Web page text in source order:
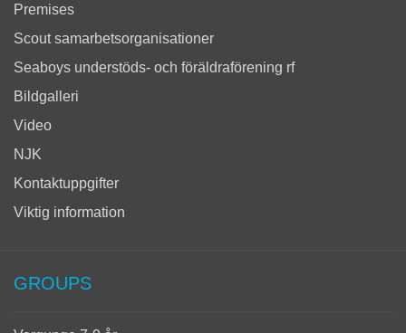
Premises
Scout samarbetsorganisationer
Seaboys understöds- och föräldraförening rf
Bildgalleri
Video
NJK
Kontaktuppgifter
Viktig information
GROUPS